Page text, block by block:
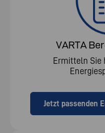
VARTA
Ermitteln Sie
Jetzt passenden